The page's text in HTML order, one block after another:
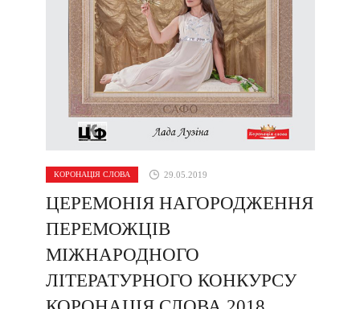
КОРОНАЦІЯ СЛОВА 29.05.2019
ЦЕРЕМОНІЯ НАГОРОДЖЕННЯ
ПЕРЕМОЖЦІВ
МІЖНАРОДНОГО
ЛІТЕРАТУРНОГО КОНКУРСУ